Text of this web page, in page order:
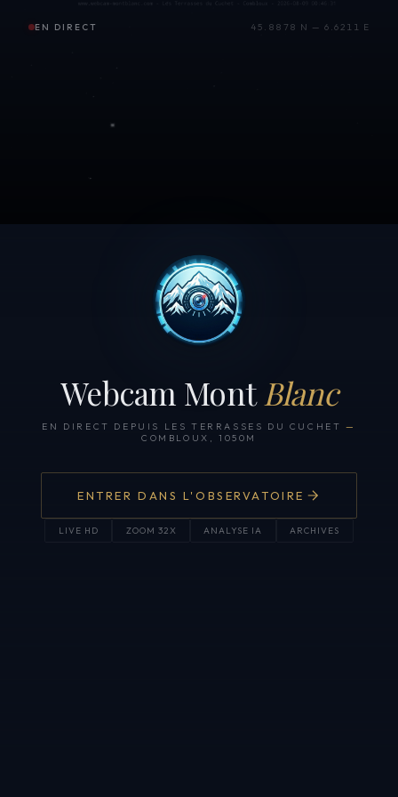
EN DIRECT 45.8878 N — 6.6211 E
Webcam Mont Blanc
EN DIRECT DEPUIS LES TERRASSES DU CUCHET —
COMBLOUX, 1050M
ENTRER DANS L'OBSERVATOIRE
LIVE HD ZOOM 32X ANALYSE IA ARCHIVES